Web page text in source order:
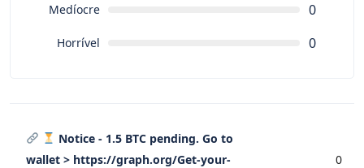
Medíocre 0
Horrível 0
Notice - 1.5 BTC pending. Go to
wallet > https://graph.org/Get-your-
0